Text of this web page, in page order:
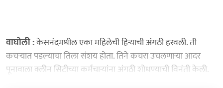
वाघोली :केसनंदमधील एका महिलेची हिऱ्याची अंगठी हरवली. ती
कचऱ्यात पडल्याचा तिला संशय होता. तिने कचरा उचलणाऱ्या आदर
पूनावाला क्लीन सिटीच्या कर्मचाऱ्यांना अंगठी शोधण्याची विनंती केली.